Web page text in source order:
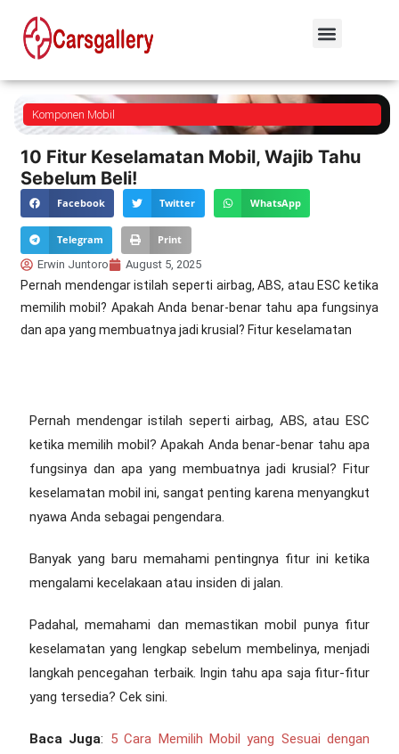
Komponen Mobil
10 Fitur Keselamatan Mobil, Wajib Tahu
Sebelum Beli!
Facebook Twitter WhatsApp
Telegram Print
Erwin Juntoro August 5, 2025
Pernah mendengar istilah seperti airbag, ABS, atau ESC ketika
memilih mobil? Apakah Anda benar-benar tahu apa fungsinya
dan apa yang membuatnya jadi krusial? Fitur keselamatan
Pernah mendengar istilah seperti airbag, ABS, atau ESC
ketika memilih mobil? Apakah Anda benar-benar tahu apa
fungsinya dan apa yang membuatnya jadi krusial? Fitur
keselamatan mobil ini, sangat penting karena menyangkut
nyawa Anda sebagai pengendara.
Banyak yang baru memahami pentingnya fitur ini ketika
mengalami kecelakaan atau insiden di jalan.
Padahal, memahami dan memastikan mobil punya fitur
keselamatanyang lengkap sebelum membelinya, menjadi
langkah pencegahan terbaik. Ingin tahu apa saja fitur-fitur
yang tersedia? Cek sini.
Baca Juga: 5 Cara Memilih Mobil yang Sesuai dengan